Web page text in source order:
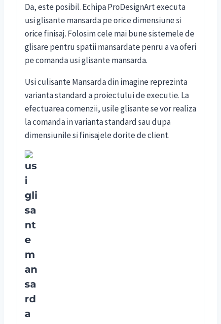
Da, este posibil. Echipa ProDesignArt executa
usi glisante mansarda pe orice dimensiune si
orice finisaj. Folosim cele mai bune sistemele de
glisare pentru spatii mansardate penru a va oferi
pe comanda usi glisante mansarda.
Usi culisante Mansarda din imagine reprezinta
varianta standard a proiectului de executie. La
efectuarea comenzii, usile glisante se vor realiza
la comanda in varianta standard sau dupa
dimensiunile si finisajele dorite de client.